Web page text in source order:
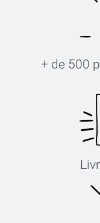
+ de 500